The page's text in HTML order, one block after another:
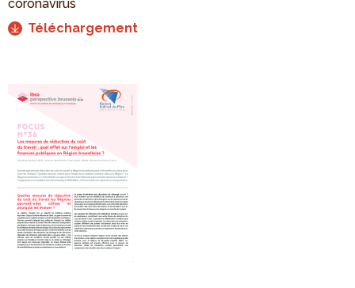
coronavirus
Téléchargement